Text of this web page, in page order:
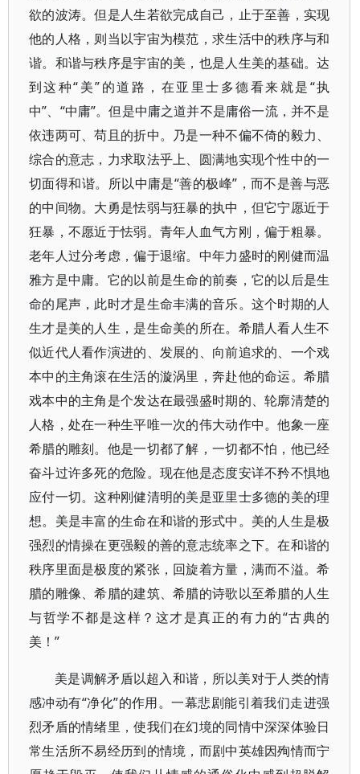
欲的波涛。但是人生若欲完成自己，止于至善，实现
他的人格，则当以宇宙为模范，求生活中的秩序与和
谐。和谐与秩序是宇宙的美，也是人生美的基础。达
到这种“美”的道路，在亚里士多德看来就是“执
中”、“中庸”。但是中庸之道并不是庸俗一流，并不是
依违两可、苟且的折中。乃是一种不偏不倚的毅力、
综合的意志，力求取法乎上、圆满地实现个性中的一
切面得和谐。所以中庸是“善的极峰”，而不是善与恶
的中间物。大勇是怯弱与狂暴的执中，但它宁愿近于
狂暴，不愿近于怯弱。青年人血气方刚，偏于粗暴。
老年人过分考虑，偏于退缩。中年力盛时的刚健而温
雅方是中庸。它的以前是生命的前奏，它的以后是生
命的尾声，此时才是生命丰满的音乐。这个时期的人
生才是美的人生，是生命美的所在。希腊人看人生不
似近代人看作演进的、发展的、向前追求的、一个戏
本中的主角滚在生活的漩涡里，奔赴他的命运。希腊
戏本中的主角是个发达在最强盛时期的、轮廓清楚的
人格，处在一种生平唯一次的伟大动作中。他象一座
希腊的雕刻。他是一切都了解，一切都不怕，他已经
奋斗过许多死的危险。现在他是态度安详不矜不惧地
应付一切。这种刚健清明的美是亚里士多德的美的理
想。美是丰富的生命在和谐的形式中。美的人生是极
强烈的情操在更强毅的善的意志统率之下。在和谐的
秩序里面是极度的紧张，回旋着方量，满而不溢。希
腊的雕像、希腊的建筑、希腊的诗歌以至希腊的人生
与哲学不都是这样？这才是真正的有力的“古典的
美！”
美是调解矛盾以超入和谐，所以美对于人类的情
感冲动有“净化”的作用。一幕悲剧能引着我们走进强
烈矛盾的情绪里，使我们在幻境的同情中深深体验日
常生活所不易经历到的情境，而剧中英雄因殉情而宁